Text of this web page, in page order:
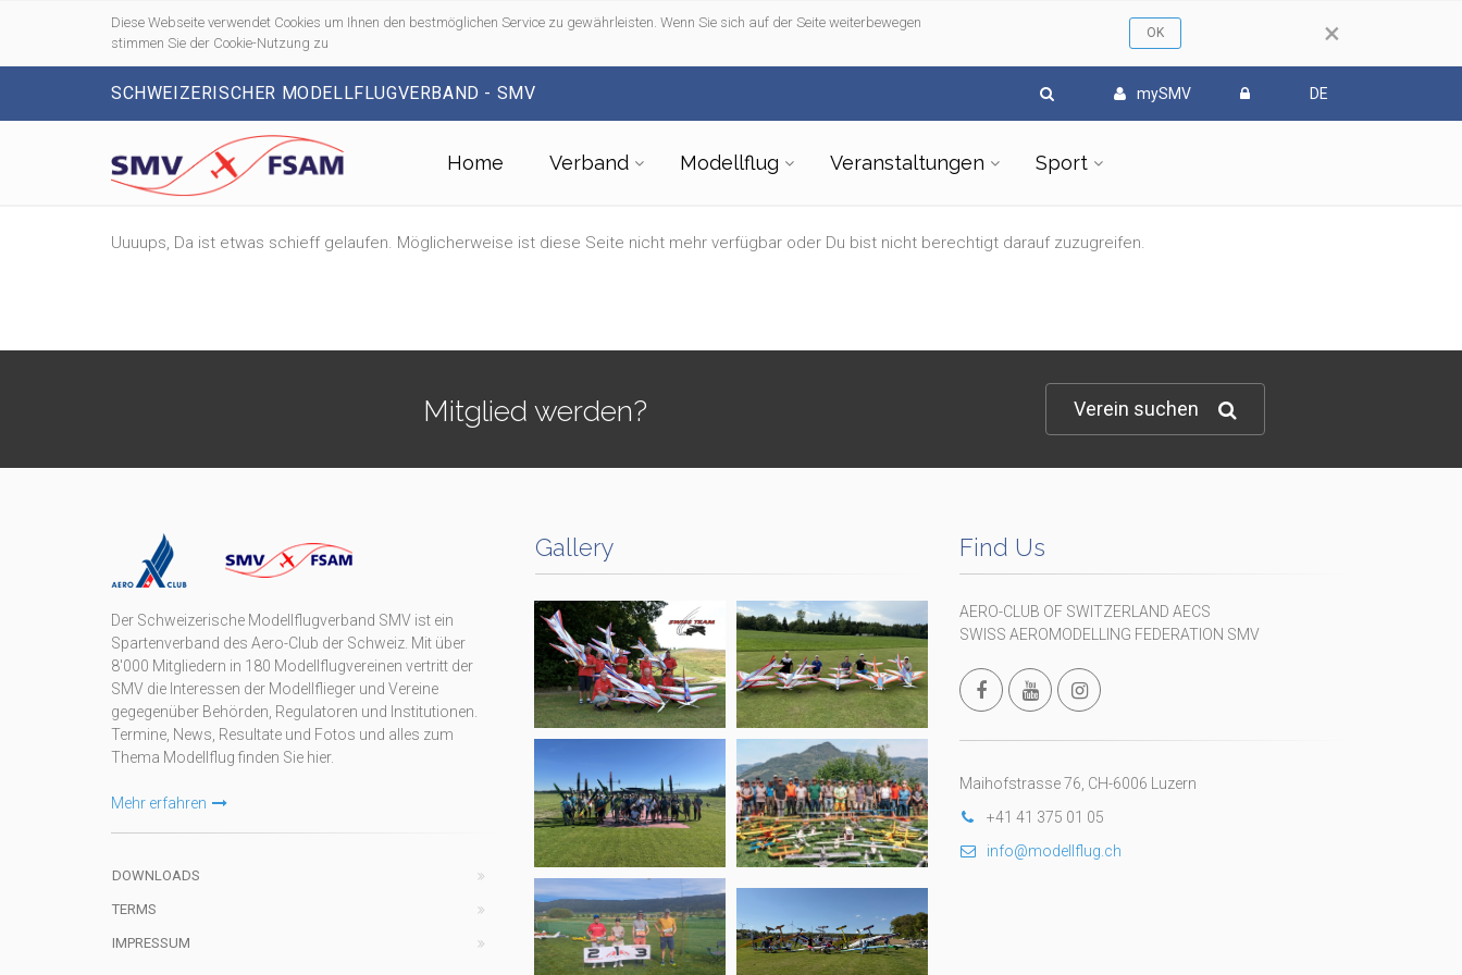
×
Diese Webseite verwendet Cookies um Ihnen den bestmöglichen Service zu gewährleisten. Wenn Sie sich auf der Seite weiterbewegen
stimmen Sie der Cookie-Nutzung zu
SCHWEIZERISCHER MODELLFLUGVERBAND - SMV mySMV DE
Home Verband Modellflug Veranstaltungen Sport
Uuuups, Da ist etwas schieff gelaufen. Möglicherweise ist diese Seite nicht mehr verfügbar oder Du bist nicht berechtigt darauf zuzugreifen.
Mitglied werden? Verein suchen
Der Schweizerische Modellflugverband SMV ist ein
Spartenverband des Aero-Club der Schweiz. Mit über
8'000 Mitgliedern in 180 Modellflugvereinen vertritt der
SMV die Interessen der Modellflieger und Vereine
gegegenüber Behörden, Regulatoren und Institutionen.
Termine, News, Resultate und Fotos und alles zum
Thema Modellflug finden Sie hier.
Mehr erfahren
DOWNLOADS
TERMS
IMPRESSUM
Gallery Find Us
AERO-CLUB OF SWITZERLAND AECS
SWISS AEROMODELLING FEDERATION SMV
Maihofstrasse 76, CH-6006 Luzern
+41 41 375 01 05
info@modellflug.ch